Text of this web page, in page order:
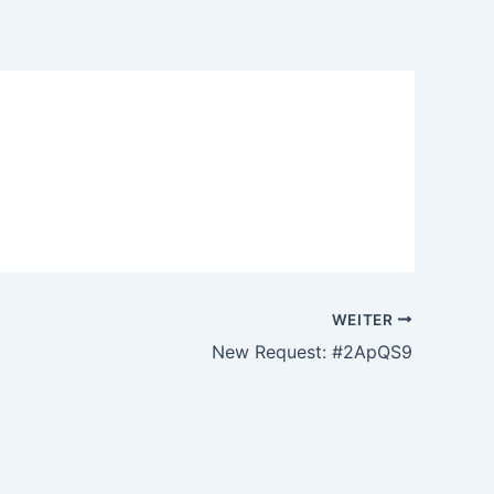
WEITER
New Request: #2ApQS9